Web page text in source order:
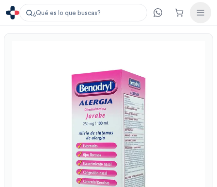
¿Qué es lo que buscas?